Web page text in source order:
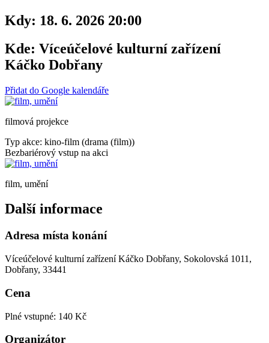
Kdy: 18. 6. 2026 20:00
Kde: Víceúčelové kulturní zařízení
Káčko Dobřany
Přidat do Google kalendáře
filmová projekce
Typ akce: kino-film (drama (film))
Bezbariérový vstup na akci
film, umění
Další informace
Adresa místa konání
Víceúčelové kulturní zařízení Káčko Dobřany, Sokolovská 1011,
Dobřany, 33441
Cena
Plné vstupné: 140 Kč
Organizátor